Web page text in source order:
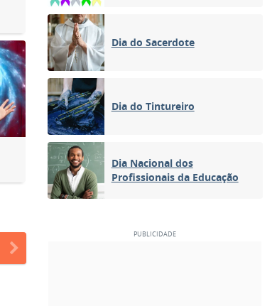
Dia do Sacerdote
Dia do Tintureiro
Dia Nacional dos
Profissionais da Educação